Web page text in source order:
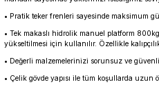
• Pratik teker frenleri sayesinde maksimum
• Tek makaslı hidrolik manuel platform
yükseltilmesi için kullanılır. Özellikle
• Değerli malzemelerinizi sorunsuz ve güvenli
• Çelik gövde yapısı ile tüm koşullarda uzun